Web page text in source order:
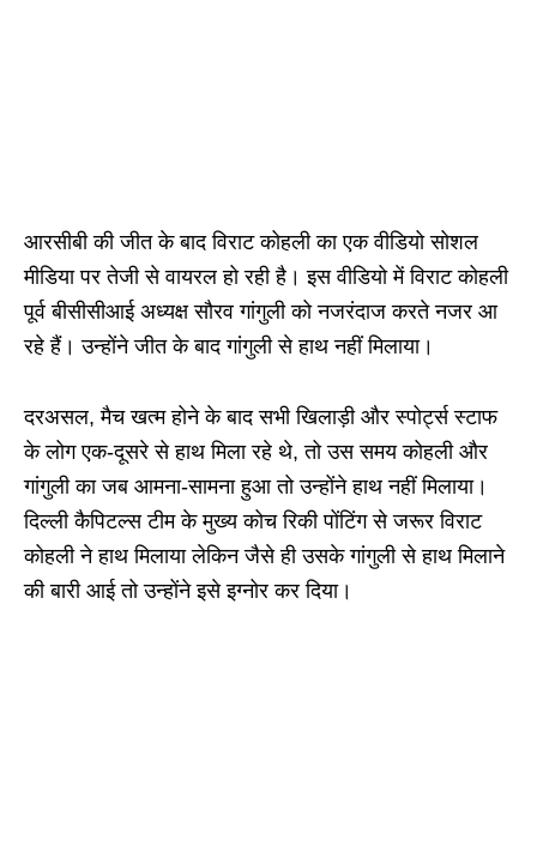
आरसीबी की जीत के बाद विराट कोहली का एक वीडियो सोशल
मीडिया पर तेजी से वायरल हो रही है। इस वीडियो में विराट कोहली
पूर्व बीसीसीआई अध्यक्ष सौरव गांगुली को नजरंदाज करते नजर आ
रहे हैं। उन्होंने जीत के बाद गांगुली से हाथ नहीं मिलाया।
दरअसल, मैच खत्म होने के बाद सभी खिलाड़ी और स्पोर्ट्स स्टाफ
के लोग एक-दूसरे से हाथ मिला रहे थे, तो उस समय कोहली और
गांगुली का जब आमना-सामना हुआ तो उन्होंने हाथ नहीं मिलाया।
दिल्ली कैपिटल्स टीम के मुख्य कोच रिकी पोंटिंग से जरूर विराट
कोहली ने हाथ मिलाया लेकिन जैसे ही उसके गांगुली से हाथ मिलाने
की बारी आई तो उन्होंने इसे इग्नोर कर दिया।